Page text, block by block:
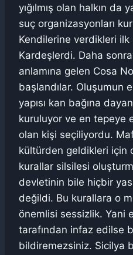
yığılmış olan halkın da
suç organizasyonları
Kendilerine verdikleri ilk
Kardeşlerdi. Daha
anlamına gelen Cosa
başlandılar. Oluşumun
yapısı kan bağına
kuruluyor ve en tepeye
olan kişi seçiliyordu.
kültürden geldikleri için
kurallar silsilesi
devletinin bile hiçbir
değildi. Bu kurallara o
önemlisi sessizlik. Yani
tarafından infaz edilse
bildiremezsiniz. Sicilya